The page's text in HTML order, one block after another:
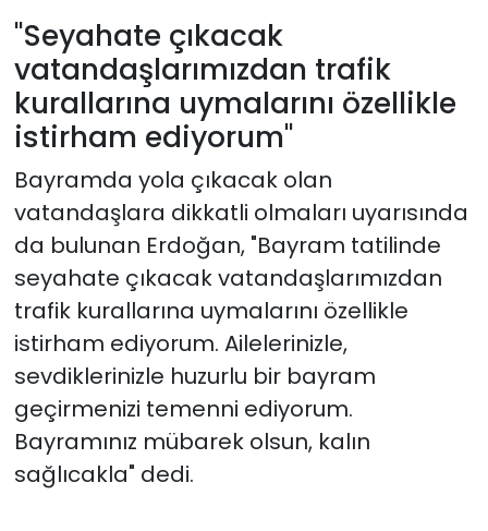
"Seyahate çıkacak
vatandaşlarımızdan trafik
kurallarına uymalarını özellikle
istirham ediyorum"
Bayramda yola çıkacak olan
vatandaşlara dikkatli olmaları uyarısında
da bulunan Erdoğan, "Bayram tatilinde
seyahate çıkacak vatandaşlarımızdan
trafik kurallarına uymalarını özellikle
istirham ediyorum. Ailelerinizle,
sevdiklerinizle huzurlu bir bayram
geçirmenizi temenni ediyorum.
Bayramınız mübarek olsun, kalın
sağlıcakla" dedi.